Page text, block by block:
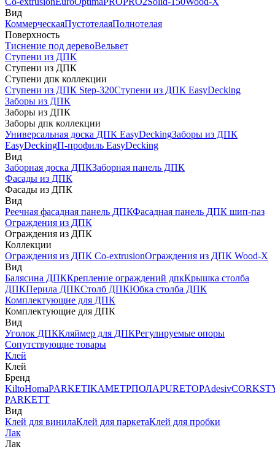
Вид
КоммерческаяПустотелаяПолнотелая
Поверхность
Тиснение под деревоВельвет
Ступени из ДПК
Ступени из ДПК
Ступени дпк коллекции
Ступени из ДПК Step-320Ступени из ДПК EasyDecking
Заборы из ДПК
Заборы из ДПК
Заборы дпк коллекции
Универсальная доска ДПК EasyDeckingЗаборы из ДПК
EasyDeckingП-профиль EasyDecking
Вид
Заборная доска ДПКЗаборная панель ДПК
Фасады из ДПК
Фасады из ДПК
Вид
Реечная фасадная панель ДПКФасадная панель ДПК шип-паз
Ограждения из ДПК
Ограждения из ДПК
Коллекции
Ограждения из ДПК Co-extrusionОграждения из ДПК Wood-X
Вид
Балясина ДПККрепление ограждений дпкКрышка столба
ДПКПерила ДПКСтолб ДПКЮбка столба ДПК
Комплектующие для ДПК
Комплектующие для ДПК
Вид
Уголок ДПККляймер для ДПКРегулируемые опоры
Сопутствующие товары
Клей
Клей
Бренд
KiltoHomaPARKETIKAМЕТРПОЛАPURETOPAdesiv
PARKETT
Вид
Клей для винилаКлей для паркетаКлей для пробки
Лак
Лак